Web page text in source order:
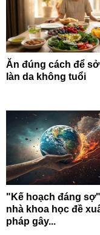
Ăn đúng cách để
làn da không tuổi
"Kế hoạch đáng
nhà khoa học đề
pháp gây...